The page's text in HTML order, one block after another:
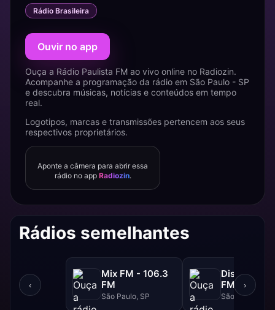
Rádio Brasileira
Ouvir no app
Ouça a Rádio Paulista FM ao vivo online no Radiozin.
Acompanhe a programação da rádio em São Paulo - SP
e descubra músicas, notícias e conteúdos em tempo
real.
Logotipos, marcas e transmissões pertencem aos seus
respectivos proprietários.
Aponte a câmera para abrir essa
rádio no app Radiozin.
Rádios semelhantes
‹
Mix FM - 106.3
FM
São Paulo, SP
Disney -
FM
São Paulo, SP
›